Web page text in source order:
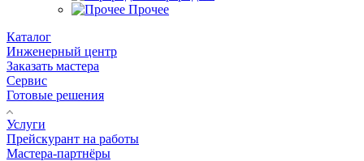
Прочее
Каталог
Инженерный центр
Заказать мастера
Сервис
Готовые решения
Услуги
Прейскурант на работы
Мастера-партнёры